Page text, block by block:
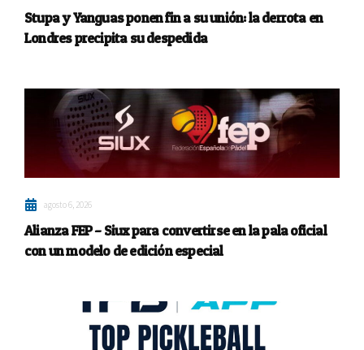
Stupa y Yanguas ponen fin a su unión: la derrota en
Londres precipita su despedida
agosto 6, 2026
Alianza FEP – Siux para convertirse en la pala oficial
con un modelo de edición especial